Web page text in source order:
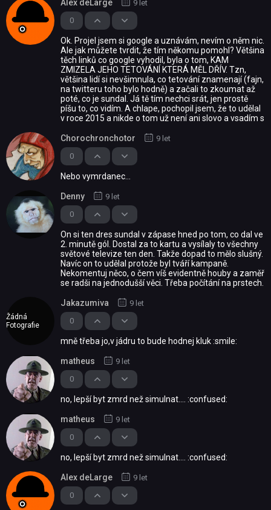
0
Alex deLarge 9 let
Ok. Projel jsem si google a uznávám, nevím o něm nic.
Ale jak můžete tvrdit, že tím někomu pomohl? Většina
těch linků co google vyhodil, byla o tom, KAM
ZMIZELA JEHO TETOVÁNÍ KTERÁ MĚL DŘÍV. Tzn,
většina lidí si nevšimnula, co tetování znamenají (fajn,
na twitteru toho bylo hodně) a začali to zkoumat až
poté, co je sundal. Já tě tím nechci srát, jen prostě
píšu to, co vidím. A chlape, pochopil jsem, že to udělal
v roce 2015 a nikde o tom už není ani slovo a vsadím s
0
Chorochronchotor 9 let
Nebo vymrdanec...
0
Denny 9 let
On si ten dres sundal v zápase hned po tom, co dal ve
2. minutě gól. Dostal za to kartu a vysílaly to všechny
světové televize ten den. Takže dopad to mělo slušný.
Navíc on to udělal protože byl tváří kampaně.
Nekomentuj něco, o čem víš evidentně houby a zaměř
se radši na jednodušší věci. Třeba počítání na prstech.
Žádná
Fotografie
0
Jakazumiva 9 let
mně třeba jo,v jádru to bude hodnej kluk :smile:
0
matheus 9 let
no, lepší byt zmrd než simulnat.... :confused:
0
matheus 9 let
no, lepší byt zmrd než simulnat.... :confused:
0
Alex deLarge 9 let